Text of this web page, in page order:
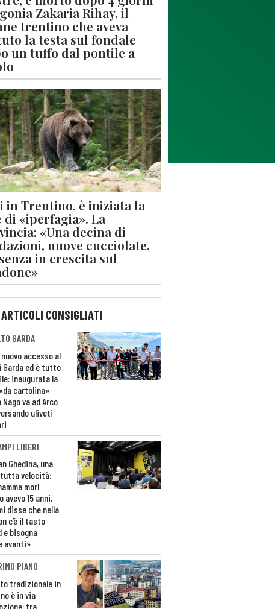
Zakaria Rihay, il
trentino che aveva
la testa sul fondale
un tuffo dal pontile a
in Trentino, è iniziata la
di «iperfagia». La
«Una decina di
nuove cucciolate,
in crescita sul
ARTICOLI CONSIGLIATI
GARDA
nuovo accesso al
Garda ed è tutto
inaugurata la
cartolina»
Nago va ad Arco
uliveti
LIBERI
Ghedina, una
velocità:
morì
avevo 15 anni,
disse che nella
c’è il tasto
e bisogna
avanti»
PIANO
tradizionale in
è in via
tra